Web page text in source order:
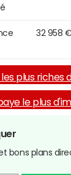
32 958 €
les plus riches
le plus
bons plans